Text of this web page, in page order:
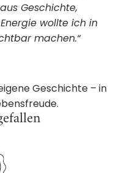
Geschichte,
wollte ich in
machen.“
Geschichte – in